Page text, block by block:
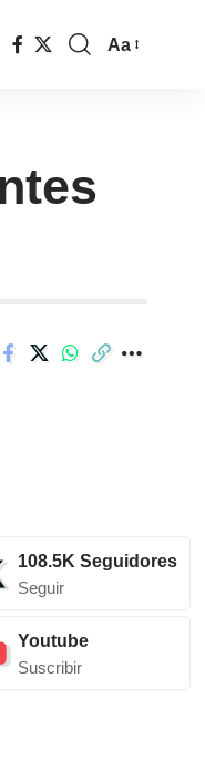
Aa
108.5K Seguidores
Seguir
Youtube
Suscribir